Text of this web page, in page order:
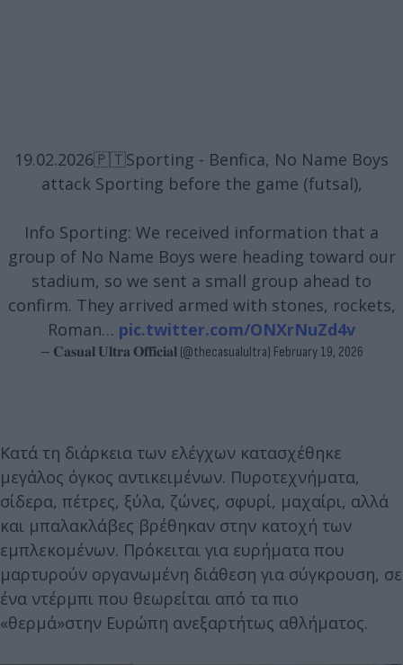
19.02.2026🇵🇹Sporting - Benfica, No Name Boys
attack Sporting before the game (futsal),
Info Sporting: We received information that a
group of No Name Boys were heading toward our
stadium, so we sent a small group ahead to
confirm. They arrived armed with stones, rockets,
Roman… pic.twitter.com/ONXrNuZd4v
— 𝐂𝐚𝐬𝐮𝐚𝐥 𝐔𝐥𝐭𝐫𝐚 𝐎𝐟𝐟𝐢𝐜𝐢𝐚𝐥 (@thecasualultra) February 19, 2026
Κατά τη διάρκεια των ελέγχων κατασχέθηκε
μεγάλος όγκος αντικειμένων. Πυροτεχνήματα,
σίδερα, πέτρες, ξύλα, ζώνες, σφυρί, μαχαίρι, αλλά
και μπαλακλάβες βρέθηκαν στην κατοχή των
εμπλεκομένων. Πρόκειται για ευρήματα που
μαρτυρούν οργανωμένη διάθεση για σύγκρουση, σε
ένα ντέρμπι που θεωρείται από τα πιο
«θερμά»στην Ευρώπη ανεξαρτήτως αθλήματος.